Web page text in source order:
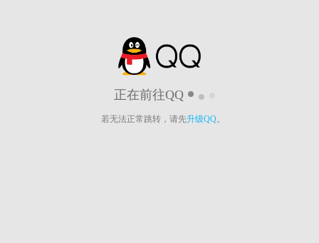
正在前往QQ
若无法正常跳转，请先升级QQ。